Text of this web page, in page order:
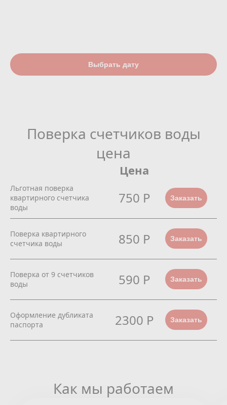
Выбрать дату
Поверка счетчиков воды
цена
Цена
Льготная поверка
квартирного счетчика
воды
750 Р Заказать
Поверка квартирного
счетчика воды
850 Р Заказать
Поверка от 9 счетчиков
воды
590 Р Заказать
Оформление дубликата
паспорта
2300 Р Заказать
Как мы работаем